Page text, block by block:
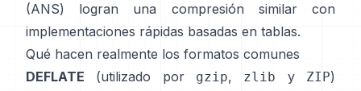
(ANS)
logran una compresión similar con
implementaciones rápidas basadas en tablas.
Qué hacen realmente los formatos comunes
DEFLATE (utilizado por gzip, zlib y ZIP)